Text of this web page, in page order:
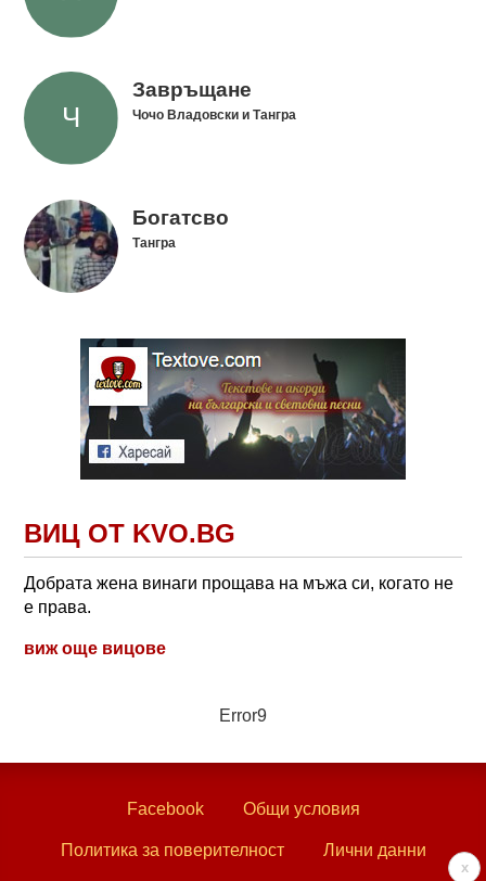
Завръщане
Чочо Владовски и Тангра
Богатсво
Тангра
ВИЦ ОТ KVO.BG
Добрата жена винаги прощава на мъжа си, когато не
е права.
виж още вицове
Error9
x
Facebook Общи условия
Политика за поверителност Лични данни